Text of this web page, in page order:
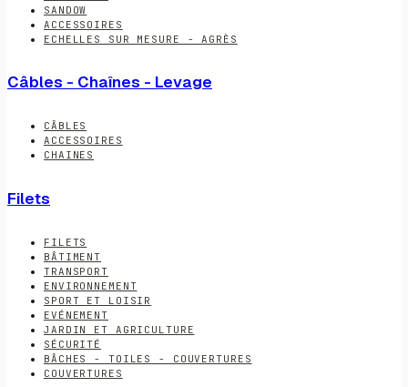
SANDOW
ACCESSOIRES
ECHELLES SUR MESURE - AGRÈS
Câbles - Chaînes - Levage
CÂBLES
ACCESSOIRES
CHAINES
Filets
FILETS
BÂTIMENT
TRANSPORT
ENVIRONNEMENT
SPORT ET LOISIR
EVÉNEMENT
JARDIN ET AGRICULTURE
SÉCURITÉ
BÂCHES - TOILES - COUVERTURES
COUVERTURES